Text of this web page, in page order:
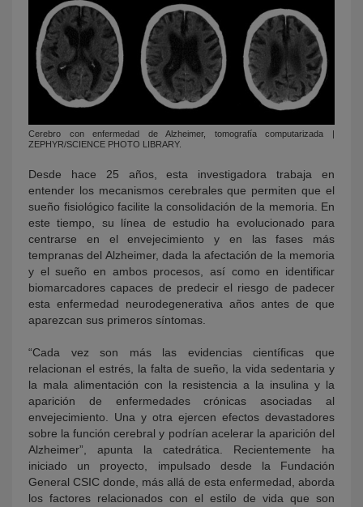
Cerebro con enfermedad de Alzheimer, tomografía computarizada |
ZEPHYR/SCIENCE PHOTO LIBRARY.
Desde hace 25 años, esta investigadora trabaja en
entender los mecanismos cerebrales que permiten que el
sueño fisiológico facilite la consolidación de la memoria. En
este tiempo, su línea de estudio ha evolucionado para
centrarse en el envejecimiento y en las fases más
tempranas del Alzheimer, dada la afectación de la memoria
y el sueño en ambos procesos, así como en identificar
biomarcadores capaces de predecir el riesgo de padecer
esta enfermedad neurodegenerativa años antes de que
aparezcan sus primeros síntomas.
“Cada vez son más las evidencias científicas que
relacionan el estrés, la falta de sueño, la vida sedentaria y
la mala alimentación con la resistencia a la insulina y la
aparición de enfermedades crónicas asociadas al
envejecimiento. Una y otra ejercen efectos devastadores
sobre la función cerebral y podrían acelerar la aparición del
Alzheimer”, apunta la catedrática. Recientemente ha
iniciado un proyecto, impulsado desde la Fundación
General CSIC donde, más allá de esta enfermedad, aborda
los factores relacionados con el estilo de vida que son